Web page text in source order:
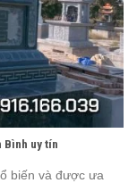
Bình uy tín
biến và được ưa